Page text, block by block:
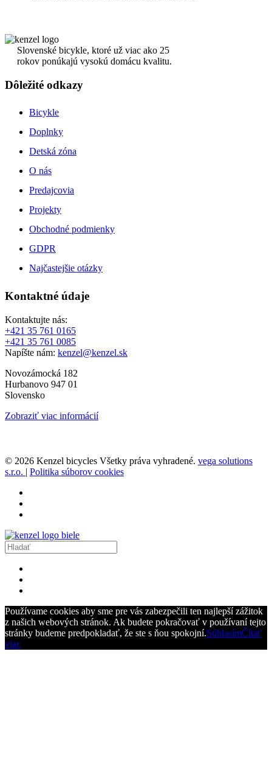
Slovenské bicykle, ktoré už viac ako 25
rokov ponúkajú vysokú domácu kvalitu.
Dôležité odkazy
Bicykle
Doplnky
Detská zóna
O nás
Predajcovia
Projekty
Obchodné podmienky
GDPR
Najčastejšie otázky
Kontaktné údaje
Kontaktujte nás:
+421 35 761 0165
+421 35 761 0085
Napíšte nám: kenzel@kenzel.sk
Novozámocká 182
Hurbanovo 947 01
Slovensko
Zobraziť viac informácií
© 2026 Kenzel bicycles Všetky práva vyhradené. vega solutions
s.r.o. | Politika súborov cookies
Používame cookies aby sme pre vás zabezpečili ten najlepší zážitok
z našich webových stránok. Ak budete pokračovať v používaní tejto
stránky budeme predpokladať, že ste s ňou spokojní.SúhlasímČítať
viac